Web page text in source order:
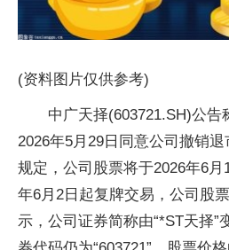
(资料图片仅供参考)
中广天择(603721.SH)公
2026年5月29日同意公司撤销
规定，公司股票将于2026年6
年6月2日起复牌交易，公司股
示，公司证券简称由“*ST天择”